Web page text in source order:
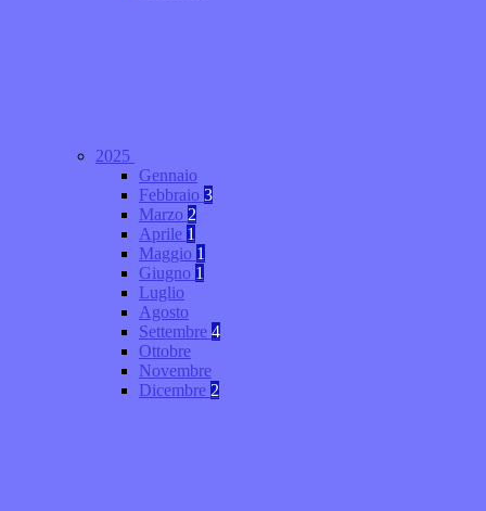
2025
Gennaio
Febbraio 3
Marzo 2
Aprile 1
Maggio 1
Giugno 1
Luglio
Agosto
Settembre 4
Ottobre
Novembre
Dicembre 2